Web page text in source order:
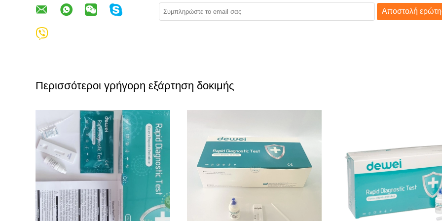
Αποστολή
Περισσότεροι γρήγορη εξάρτηση δοκιμής